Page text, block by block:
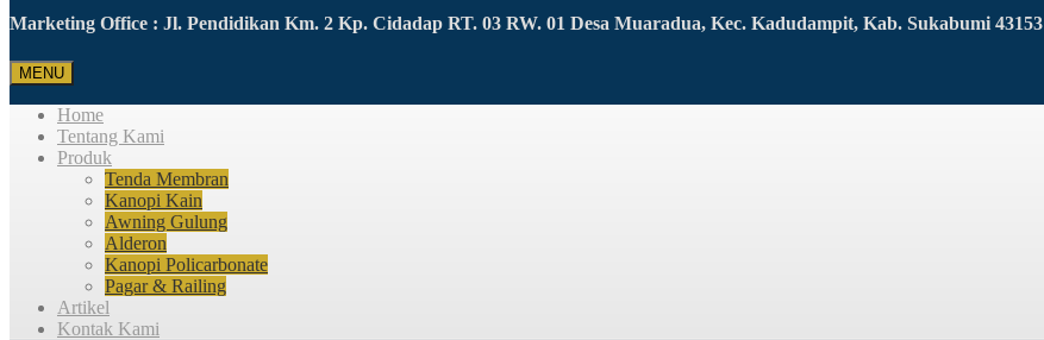
Marketing Office : Jl. Pendidikan Km. 2 Kp. Cidadap RT. 03 RW. 01 Desa Muaradua, Kec. Kadudampit, Kab. Sukabumi 43153
MENU
Home
Tentang Kami
Produk
Tenda Membran
Kanopi Kain
Awning Gulung
Alderon
Kanopi Policarbonate
Pagar & Railing
Artikel
Kontak Kami